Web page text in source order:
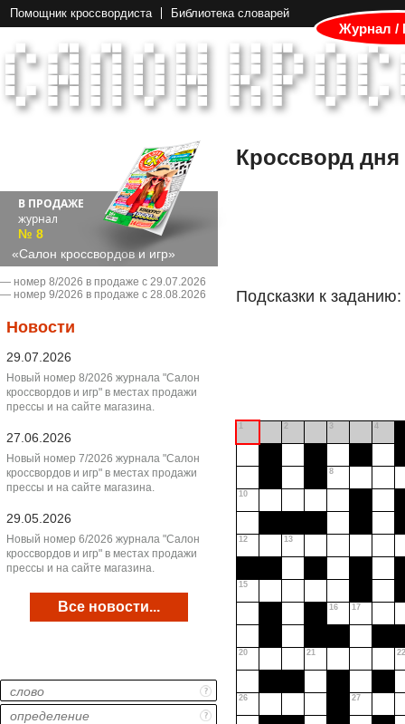
Помощник кроссвордиста Библиотека словарей
Журнал /
В ПРОДАЖЕ
журнал
№ 8
«Салон кроссвордов и игр»
― номер 8/2026 в продаже с 29.07.2026
― номер 9/2026 в продаже с 28.08.2026
Новости
29.07.2026
Новый номер 8/2026 журнала "Салон
кроссвордов и игр" в местах продажи
прессы и на сайте магазина.
27.06.2026
Новый номер 7/2026 журнала "Салон
кроссвордов и игр" в местах продажи
прессы и на сайте магазина.
29.05.2026
Новый номер 6/2026 журнала "Салон
кроссвордов и игр" в местах продажи
прессы и на сайте магазина.
Все новости...
Кроссворд дня
Подсказки к заданию:
1 2 3 4
8
10
12 13
15
16 17
20 21 22
26 27